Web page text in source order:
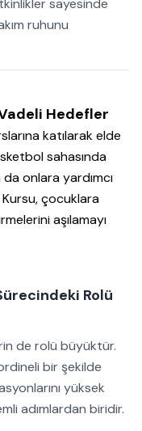
sayesinde
ruhunu
Hedefler
katılarak elde
sahasında
onlara yardımcı
Kursu, çocuklara
aşılamayı
Rolü
de rolü büyüktür.
bir şekilde
yüksek
adımlardan biridir.